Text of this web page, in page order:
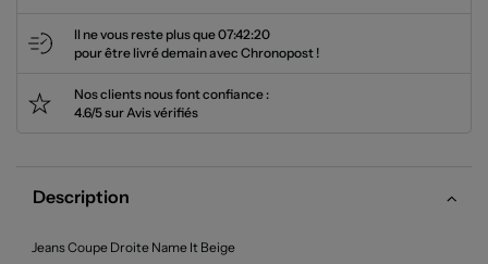
Il ne vous reste plus que07:42:19
pour être livré demain avec Chronopost !
Nos clients nous font confiance :
4.6/5 sur Avis vérifiés
Description
Jeans Coupe Droite Name It Beige